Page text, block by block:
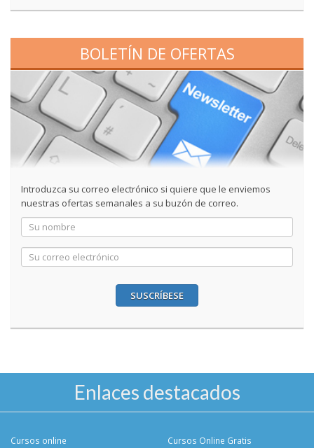
BOLETÍN DE OFERTAS
Introduzca su correo electrónico si quiere que le enviemos
nuestras ofertas semanales a su buzón de correo.
SUSCRÍBESE
Enlaces destacados
Cursos online
Cursos Online Gratis